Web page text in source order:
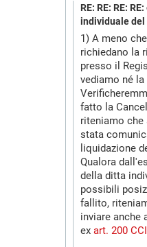
RE: RE: RE:
individuale
1) A meno
richiedano la
presso il
vediamo né
fatto la
riteniamo che
stata
liquidazione
Qualora
della ditta
possibili
fallito,
inviare anche
ex art. 200